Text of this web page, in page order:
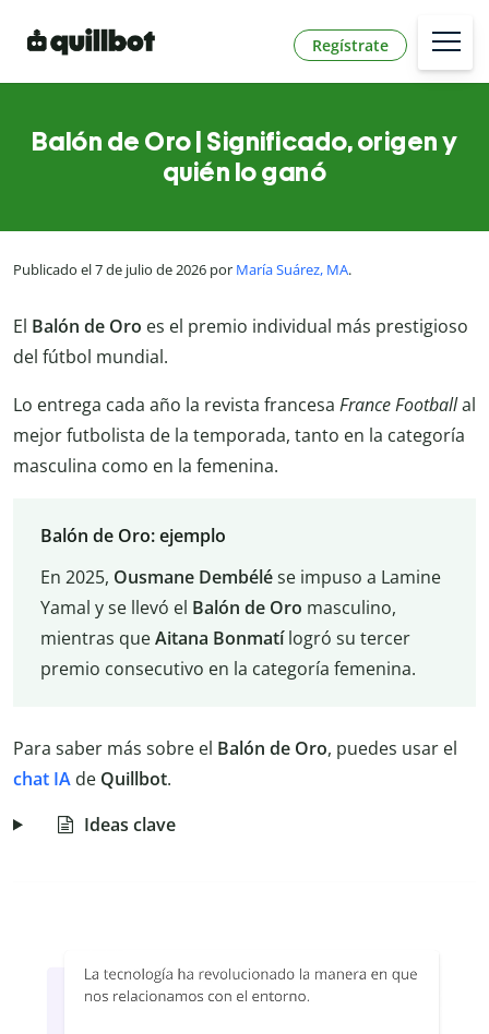
Regístrate
Balón de Oro | Significado, origen y
quién lo ganó
Publicado el 7 de julio de 2026 por María Suárez, MA.
El Balón de Oro es el premio individual más prestigioso
del fútbol mundial.
Lo entrega cada año la revista francesa France Footballal
mejor futbolista de la temporada, tanto en la categoría
masculina como en la femenina.
Balón de Oro: ejemplo
En 2025, Ousmane Dembélése impuso a Lamine
Yamal y se llevó el Balón de Oro masculino,
mientras queAitana Bonmatílogró su tercer
premio consecutivo en la categoría femenina.
Para saber más sobre el Balón de Oro, puedes usar el
chat IA de Quillbot.
Ideas clave